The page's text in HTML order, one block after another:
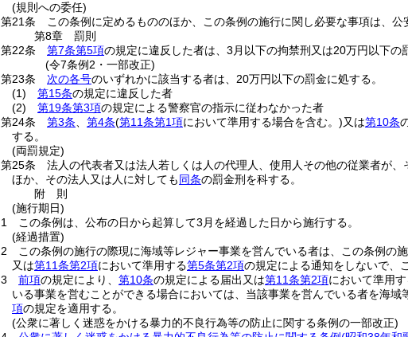
(規則への委任)
第21条
この条例に定めるもののほか、この条例の施行に関し必要な事項は、公
第8章
罰則
第22条
第7条第5項の規定に違反した者は、3月以下の拘禁刑又は20万円以下の
(令7条例2・一部改正)
第23条
次の各号のいずれかに該当する者は、20万円以下の罰金に処する。
(1)
第15条の規定に違反した者
(2)
第19条第3項の規定による警察官の指示に従わなかった者
第24条
第3条 第4条(第11条第1項において準用する場合を含む。)又は第10条
する。
(両罰規定)
第25条
法人の代表者又は法人若しくは人の代理人、使用人その他の従業者が、
ほか、その法人又は人に対しても同条の罰金刑を科する。
附 則
(施行期日)
1
この条例は、公布の日から起算して3月を経過した日から施行する。
(経過措置)
2
この条例の施行の際現に海域等レジャー事業を営んでいる者は、この条例の
又は第11条第2項において準用する第5条第2項の規定による通知をしないで、
3
前項の規定により、 第10条の規定による届出又は第11条第2項において準用す
いる事業を営むことができる場合においては、当該事業を営んでいる者を海域
項の規定を適用する。
(公衆に著しく迷惑をかける暴力的不良行為等の防止に関する条例の一部改正)